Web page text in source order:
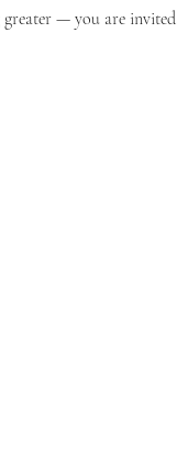
greater — you are invited